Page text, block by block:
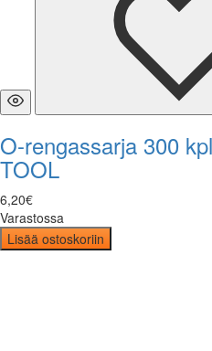
O-rengassarja 300
TOOL
6,20€
Varastossa
Lisää ostoskoriin